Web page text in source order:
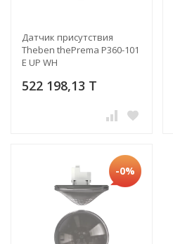
Датчик присутствия
Theben thePrema P360-101
E UP WH
522 198,13 T
-0%